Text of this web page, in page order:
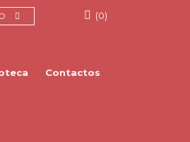
(0)
Contactos